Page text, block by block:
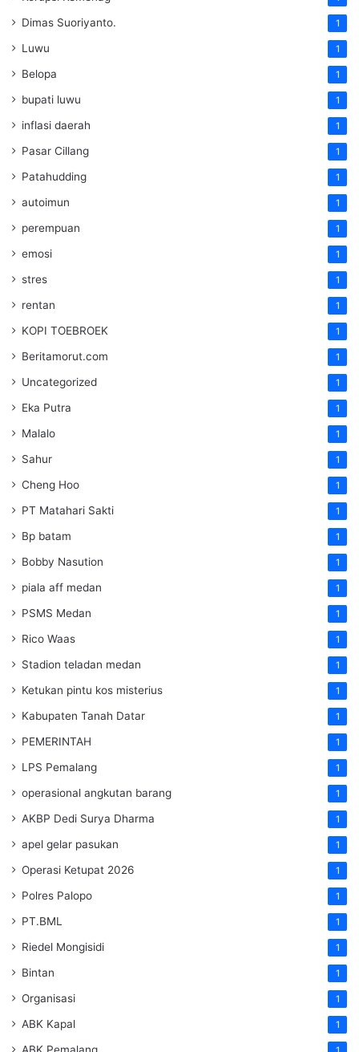
Dimas Suoriyanto. 1
Luwu 1
Belopa 1
bupati luwu 1
inflasi daerah 1
Pasar Cillang 1
Patahudding 1
autoimun 1
perempuan 1
emosi 1
stres 1
rentan 1
KOPI TOEBROEK 1
Beritamorut.com 1
Uncategorized 1
Eka Putra 1
Malalo 1
Sahur 1
Cheng Hoo 1
PT Matahari Sakti 1
Bp batam 1
Bobby Nasution 1
piala aff medan 1
PSMS Medan 1
Rico Waas 1
Stadion teladan medan 1
Ketukan pintu kos misterius 1
Kabupaten Tanah Datar 1
PEMERINTAH 1
LPS Pemalang 1
operasional angkutan barang 1
AKBP Dedi Surya Dharma 1
apel gelar pasukan 1
Operasi Ketupat 2026 1
Polres Palopo 1
PT.BML 1
Riedel Mongisidi 1
Bintan 1
Organisasi 1
ABK Kapal 1